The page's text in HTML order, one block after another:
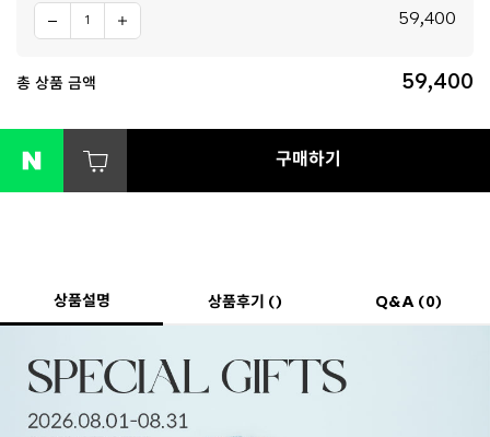
59,400
총 상품 금액 59,400
구매하기
상품설명 상품후기 () Q&A (0)